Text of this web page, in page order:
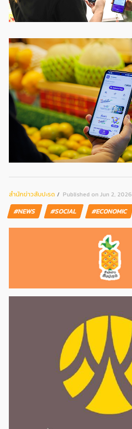
สํานักข่าวสับปะรด Published on Jun 2, 2026
#NEWS #SOCIAL #ECONOMIC